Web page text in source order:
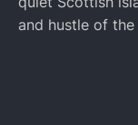
and hustle of